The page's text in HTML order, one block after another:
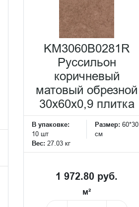
KM3060B0281R
Руссильон
коричневый
матовый обрезной
30x60x0,9 плитка
В упаковке:
10 шт
Размер: 60*30
см
Вес: 27.03 кг
1 972.80 руб.
м²